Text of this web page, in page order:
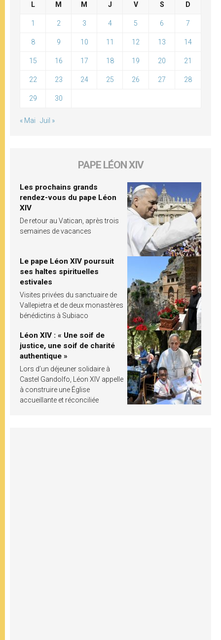
L M M J V S D
1 2 3 4 5 6 7
8 9 10 11 12 13 14
15 16 17 18 19 20 21
22 23 24 25 26 27 28
29 30
« Mai Juil »
PAPE LÉON XIV
Les prochains grands
rendez-vous du pape Léon
XIV
De retour au Vatican, après trois
semaines de vacances
Le pape Léon XIV poursuit
ses haltes spirituelles
estivales
Visites privées du sanctuaire de
Vallepietra et de deux monastères
bénédictins à Subiaco
Léon XIV : « Une soif de
justice, une soif de charité
authentique »
Lors d’un déjeuner solidaire à
Castel Gandolfo, Léon XIV appelle
à construire une Église
accueillante et réconciliée